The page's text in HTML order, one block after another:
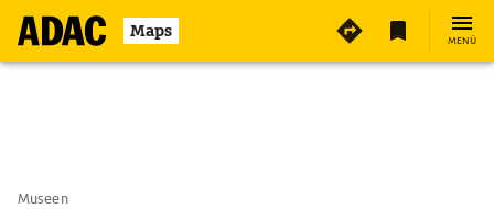
Maps MENÜ
Museen